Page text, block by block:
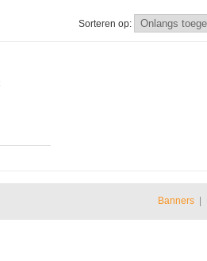
Sorteren op:
Banners